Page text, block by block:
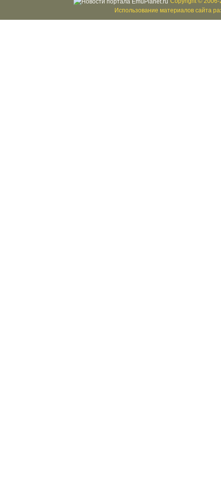
Использование материалов сайта